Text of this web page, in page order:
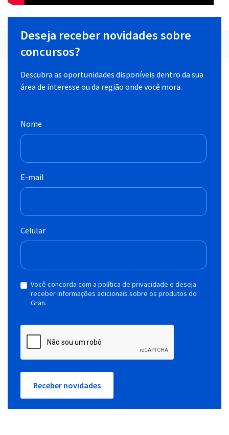
Deseja receber novidades sobre
concursos?
Descubra as oportunidades disponíveis dentro da sua
área de interesse ou da região onde você mora.
Nome
E-mail
Celular
Você concorda com a política de privacidade e deseja
receber informações adicionais sobre os produtos do
Gran.
Receber novidades